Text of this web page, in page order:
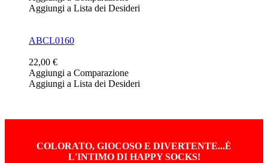
Aggiungi a Lista dei Desideri
ABCL0160
22,00 €
Aggiungi a Comparazione
Aggiungi a Lista dei Desideri
COLORATO, GIOCOSO E DIVERTENTE...È
L'INTIMO DI HAPPY SOCKS!